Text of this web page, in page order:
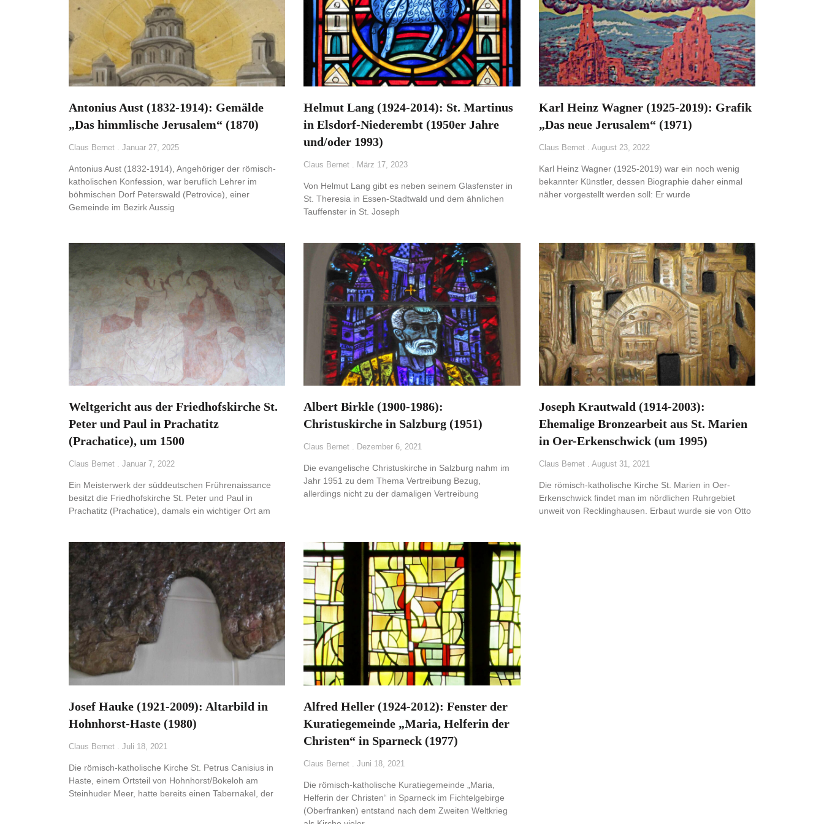
Antonius Aust (1832-1914): Gemälde
„Das himmlische Jerusalem“ (1870)
Claus Bernet Januar 27, 2025
Antonius Aust (1832-1914), Angehöriger der römisch-
katholischen Konfession, war beruflich Lehrer im
böhmischen Dorf Peterswald (Petrovice), einer
Gemeinde im Bezirk Aussig
Helmut Lang (1924-2014): St. Martinus
in Elsdorf-Niederembt (1950er Jahre
und/oder 1993)
Claus Bernet März 17, 2023
Von Helmut Lang gibt es neben seinem Glasfenster in
St. Theresia in Essen-Stadtwald und dem ähnlichen
Tauffenster in St. Joseph
Karl Heinz Wagner (1925-2019): Grafik
„Das neue Jerusalem“ (1971)
Claus Bernet August 23, 2022
Karl Heinz Wagner (1925-2019) war ein noch wenig
bekannter Künstler, dessen Biographie daher einmal
näher vorgestellt werden soll: Er wurde
Weltgericht aus der Friedhofskirche St.
Peter und Paul in Prachatitz
(Prachatice), um 1500
Claus Bernet Januar 7, 2022
Ein Meisterwerk der süddeutschen Frührenaissance
besitzt die Friedhofskirche St. Peter und Paul in
Prachatitz (Prachatice), damals ein wichtiger Ort am
Albert Birkle (1900-1986):
Christuskirche in Salzburg (1951)
Claus Bernet Dezember 6, 2021
Die evangelische Christuskirche in Salzburg nahm im
Jahr 1951 zu dem Thema Vertreibung Bezug,
allerdings nicht zu der damaligen Vertreibung
Joseph Krautwald (1914-2003):
Ehemalige Bronzearbeit aus St. Marien
in Oer-Erkenschwick (um 1995)
Claus Bernet August 31, 2021
Die römisch-katholische Kirche St. Marien in Oer-
Erkenschwick findet man im nördlichen Ruhrgebiet
unweit von Recklinghausen. Erbaut wurde sie von Otto
Josef Hauke (1921-2009): Altarbild in
Hohnhorst-Haste (1980)
Claus Bernet Juli 18, 2021
Die römisch-katholische Kirche St. Petrus Canisius in
Haste, einem Ortsteil von Hohnhorst/Bokeloh am
Steinhuder Meer, hatte bereits einen Tabernakel, der
Alfred Heller (1924-2012): Fenster der
Kuratiegemeinde „Maria, Helferin der
Christen“ in Sparneck (1977)
Claus Bernet Juni 18, 2021
Die römisch-katholische Kuratiegemeinde „Maria,
Helferin der Christen“ in Sparneck im Fichtelgebirge
(Oberfranken) entstand nach dem Zweiten Weltkrieg